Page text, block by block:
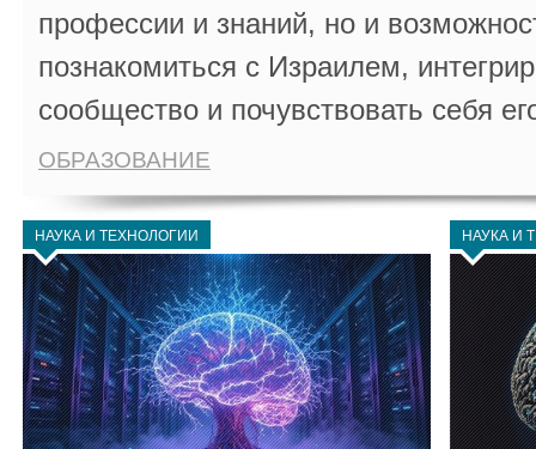
профессии и знаний, но и
познакомиться с Израилем,
сообщество и почувствовать себя
ОБРАЗОВАНИЕ
НАУКА И ТЕХНОЛОГИИ НАУКА И